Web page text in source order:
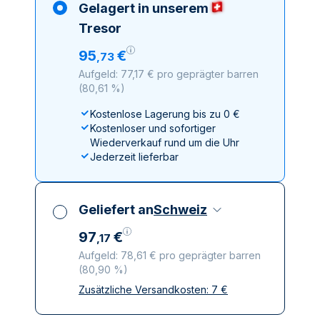
Gelagert in unserem
Tresor
95,73 €
Aufgeld: 77,17 € pro geprägter barren
(80,61 %)
Kostenlose Lagerung bis zu 0 €
Kostenloser und sofortiger
Wiederverkauf rund um die Uhr
Jederzeit lieferbar
Geliefert anSchweiz
97,17 €
Aufgeld: 78,61 € pro geprägter barren
(80,90 %)
Alle Steuern inbegriffen
Zusätzliche Versandkosten: 7 €